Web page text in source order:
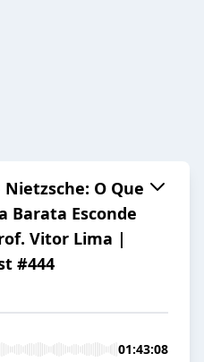
O Que
Barata Esconde
Vitor Lima |
#444
01:43:08